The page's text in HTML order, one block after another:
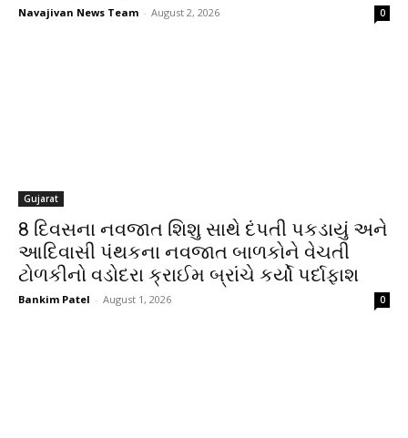
Navajivan News Team - August 2, 2026 0
Gujarat
8 દિવસના નવજાત શિશુ સાથે દંપતી પકડાયું અને
આદિવાસી પંથકના નવજાત બાળકોને વેચતી
ટોળકીનો વડોદરા ક્રાઈમ બ્રાંચે કર્યો પર્દાફાશ
Bankim Patel - August 1, 2026 0